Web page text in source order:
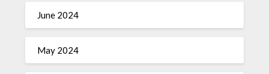
June 2024
May 2024